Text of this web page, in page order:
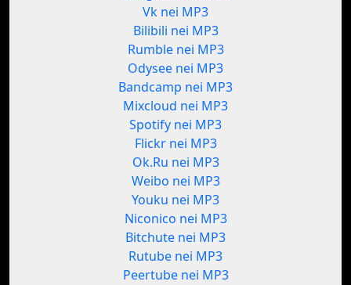
Vk nei MP3
Bilibili nei MP3
Rumble nei MP3
Odysee nei MP3
Bandcamp nei MP3
Mixcloud nei MP3
Spotify nei MP3
Flickr nei MP3
Ok.Ru nei MP3
Weibo nei MP3
Youku nei MP3
Niconico nei MP3
Bitchute nei MP3
Rutube nei MP3
Peertube nei MP3